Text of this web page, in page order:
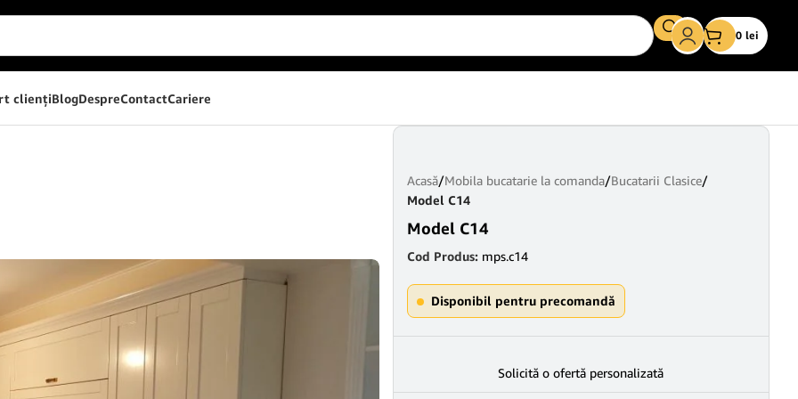
0 lei
clienţiBlogDespreContactCariere
Acasă/Mobila bucatarie la comanda/Bucatarii Clasice/
Model C14
Model C14
Cod Produs: mps.c14
Disponibil pentru precomandă
Solicită o ofertă personalizată